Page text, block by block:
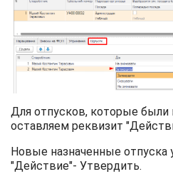
Для отпусков, которые были
оставляем реквизит
Новые назначенные отпуска
"Действие"- Утвердить.